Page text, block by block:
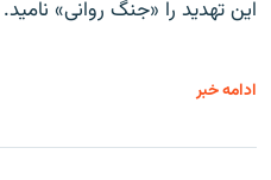
این تهدید را «جنگ روانی» نامید.
ادامه خبر